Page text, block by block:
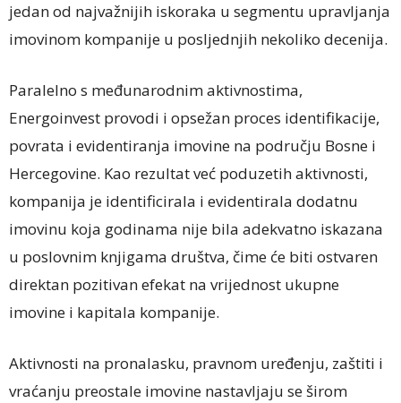
jedan od najvažnijih iskoraka u segmentu upravljanja
imovinom kompanije u posljednjih nekoliko decenija.
Paralelno s međunarodnim aktivnostima,
Energoinvest provodi i opsežan proces identifikacije,
povrata i evidentiranja imovine na području Bosne i
Hercegovine. Kao rezultat već poduzetih aktivnosti,
kompanija je identificirala i evidentirala dodatnu
imovinu koja godinama nije bila adekvatno iskazana
u poslovnim knjigama društva, čime će biti ostvaren
direktan pozitivan efekat na vrijednost ukupne
imovine i kapitala kompanije.
Aktivnosti na pronalasku, pravnom uređenju, zaštiti i
vraćanju preostale imovine nastavljaju se širom